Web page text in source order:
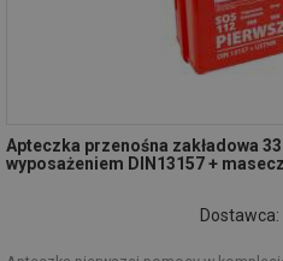
Apteczka przenośna zakładowa
wyposażeniem DIN13157 +
Dostawca: